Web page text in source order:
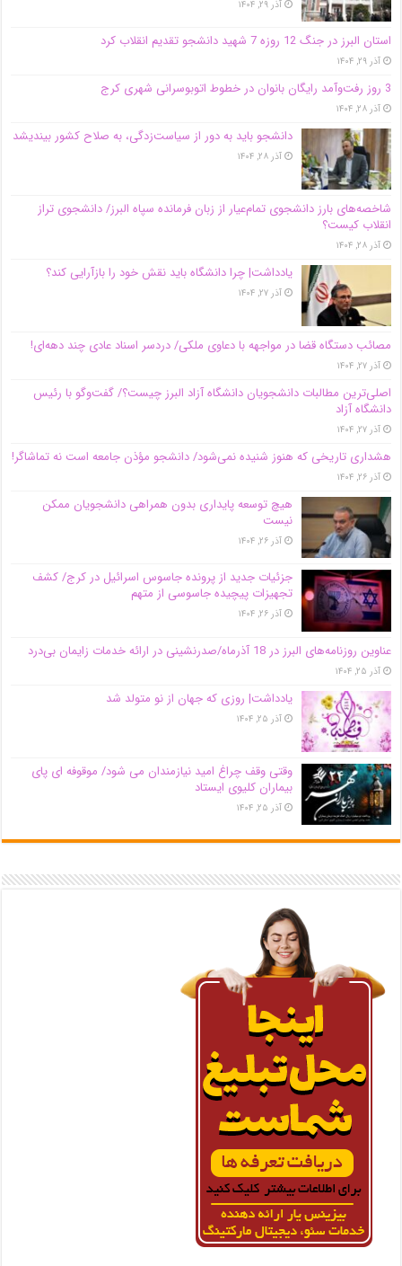
آذر ۲۹, ۱۴۰۴
استان البرز در جنگ 12 روزه 7 شهید دانشجو تقدیم انقلاب کرد
آذر ۲۹, ۱۴۰۴
3 روز رفت‌وآمد رایگان بانوان در خطوط اتوبوسرانی شهری کرج
آذر ۲۸, ۱۴۰۴
دانشجو باید به دور از سیاست‌زدگی، به صلاح کشور بیندیشد
آذر ۲۸, ۱۴۰۴
شاخصه‌های بارز دانشجوی تمام‌عیار از زبان فرمانده سپاه البرز/ دانشجوی تراز
انقلاب کیست؟
آذر ۲۸, ۱۴۰۴
یادداشت| چرا دانشگاه باید نقش خود را بازآرایی کند؟
آذر ۲۷, ۱۴۰۴
مصائب دستگاه قضا در مواجهه با دعاوی ملکی/ دردسر اسناد عادی چند‌ دهه‌ای!
آذر ۲۷, ۱۴۰۴
اصلی‌ترین مطالبات دانشجویان دانشگاه آزاد البرز چیست؟/ گفت‌وگو با رئیس
دانشگاه آز‌اد
آذر ۲۷, ۱۴۰۴
هشداری تاریخی که هنوز شنیده نمی‌شود/ دانشجو مؤذن جامعه است نه تماشاگر!
آذر ۲۶, ۱۴۰۴
هیچ توسعه پایداری بدون همراهی دانشجویان ممکن
نیست
آذر ۲۶, ۱۴۰۴
جزئیات جدید از پرونده جاسوس اسرائیل در کرج/‌ کشف
تجهیزات پیچیده جاسوسی از متهم
آذر ۲۶, ۱۴۰۴
عناوین روزنامه‌های البرز در ‌18 آذرماه/صدرنشینی در ارائه خدمات زایمان بی‌درد
آذر ۲۵, ۱۴۰۴
یادداشت| روزی که جهان از نو متولد شد
آذر ۲۵, ۱۴۰۴
وقتی وقف چراغ امید نیازمندان می شود/ موقوفه ای پای
بیماران کلیوی ایستاد
آذر ۲۵, ۱۴۰۴